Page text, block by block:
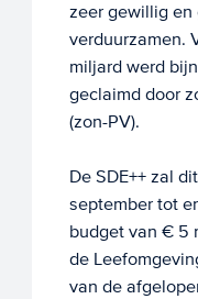
zeer gewillig en
verduurzamen.
miljard werd
geclaimd door
(zon-PV).
De SDE++ zal
september tot
budget van € 5
de
van de